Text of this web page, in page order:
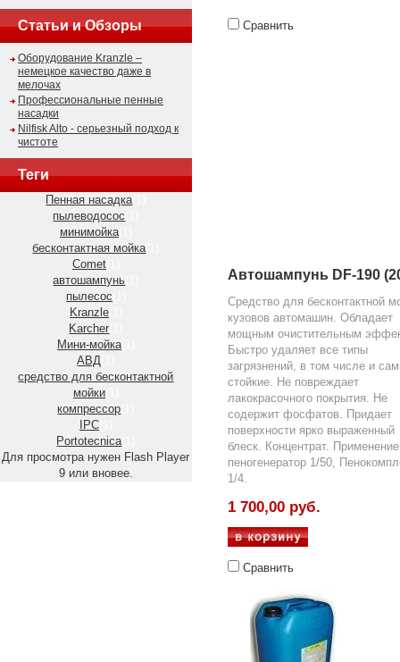
Статьи и Обзоры
Оборудование Kranzle –
немецкое качество даже в
мелочах
Профессиональные пенные
насадки
Nilfisk Alto - серьезный подход к
чистоте
Теги
Пенная насадка(1)
пылеводосос
минимойка(1)
бесконтактная мойка(1)
Comet
автошампунь
пылесос
Kranzle
Karcher
Мини-мойка(1)
АВД
средство для бесконтактной
мойки
компрессор
IPC
Portotecnica(1)
Для просмотра нужен Flash Player
9 или вновее.
Сравнить
Автошампунь DF-190
Средство для бесконтактной
кузовов автомашин. Обладает
мощным очистительным
Быстро удаляет все типы
загрязнений, в том числе и
стойкие. Не повреждает
лакокрасочного покрытия. Не
содержит фосфатов. Придает
поверхности ярко выраженный
блеск. Концентрат.
пеногенератор 1/50,
1/4.
1 700,00 руб.
Сравнить